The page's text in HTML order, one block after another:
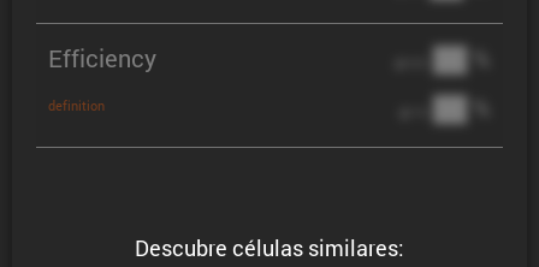
Descubre células similares:
Efficiency
definition
██ %
██ %